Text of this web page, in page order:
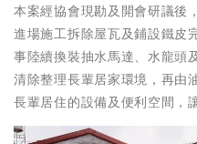
本案經協會現勘及開會研議後
進場施工拆除屋瓦及鋪設鐵
事陸續換裝抽水馬達、水龍頭
清除整理長輩居家環境，再由
長輩居住的設備及便利空間，